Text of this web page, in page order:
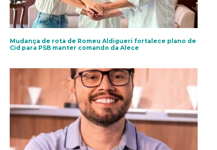
Mudança de rota de Romeu Aldigueri fortalece plano de
Cid para PSB manter comando da Alece